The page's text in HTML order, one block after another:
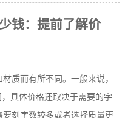
钱：提前了解价
质而有所不同。一般来说，
具体价格还取决于需要的字
刻字数较多或者选择质量更